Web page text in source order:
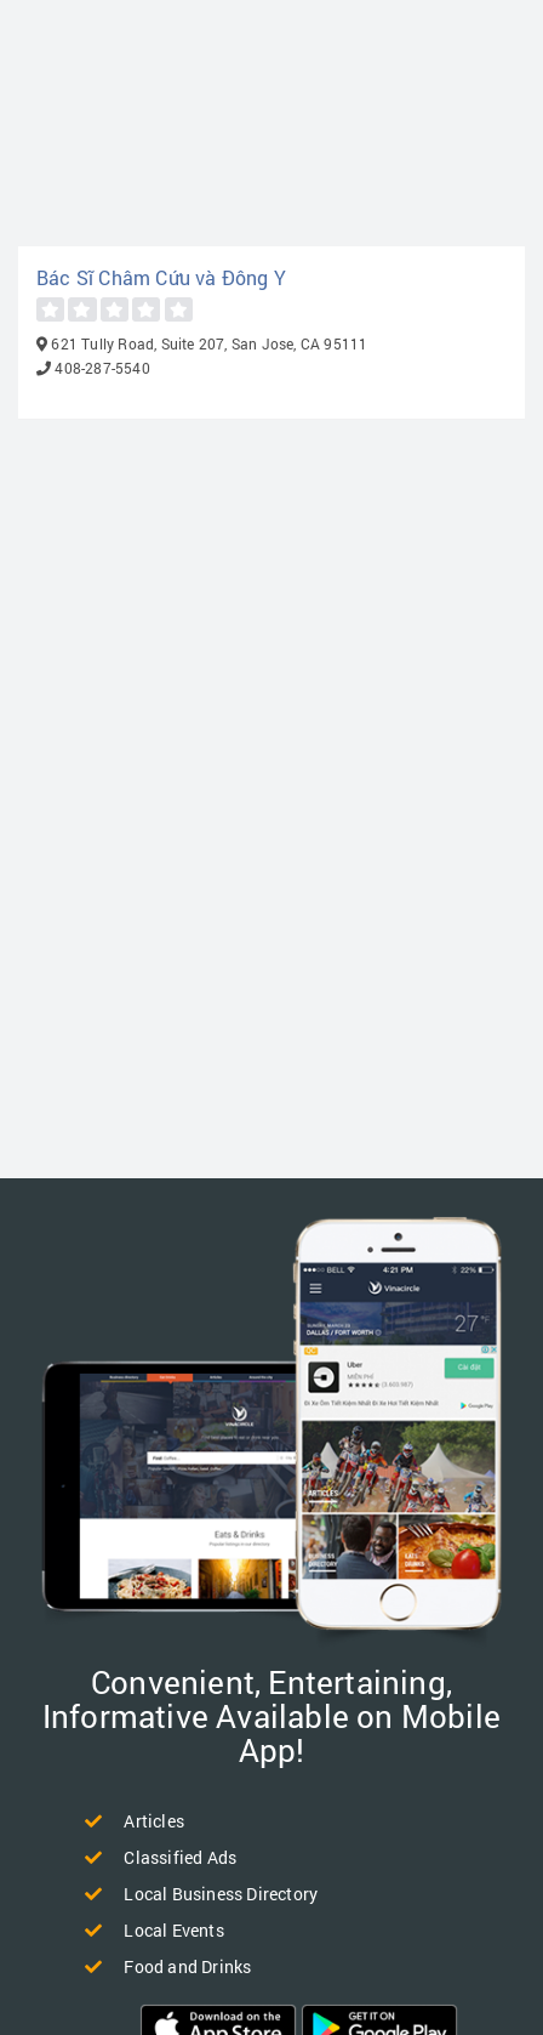
Bác Sĩ Châm Cứu và Đông Y
621 Tully Road, Suite 207, San Jose, CA 95111
408-287-5540
Convenient, Entertaining,
Informative Available on Mobile
App!
Articles
Classified Ads
Local Business Directory
Local Events
Food and Drinks